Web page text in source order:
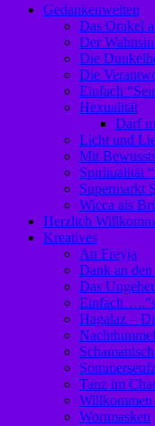
Gedankenwelten
Das Orakel
Der
Die
Die
Einfach
Hexualität
Darf
Licht und
Mit
Spiritualität
Supermarkt
Wicca als
Herzlich
Kreatives
An Freyja
Dank an den
Das
Hagalaz –
Nachthimmel
Tanz im
Wortmasken